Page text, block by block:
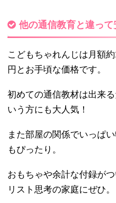
他の通信教育と違って
こどもちゃれんじは月額
円とお手頃な価格です。
初めての通信教材は出来
いう方にも大人気！
また部屋の関係でいっぱ
もぴったり。
おもちゃや余計な付録が
リスト思考の家庭にぜひ。